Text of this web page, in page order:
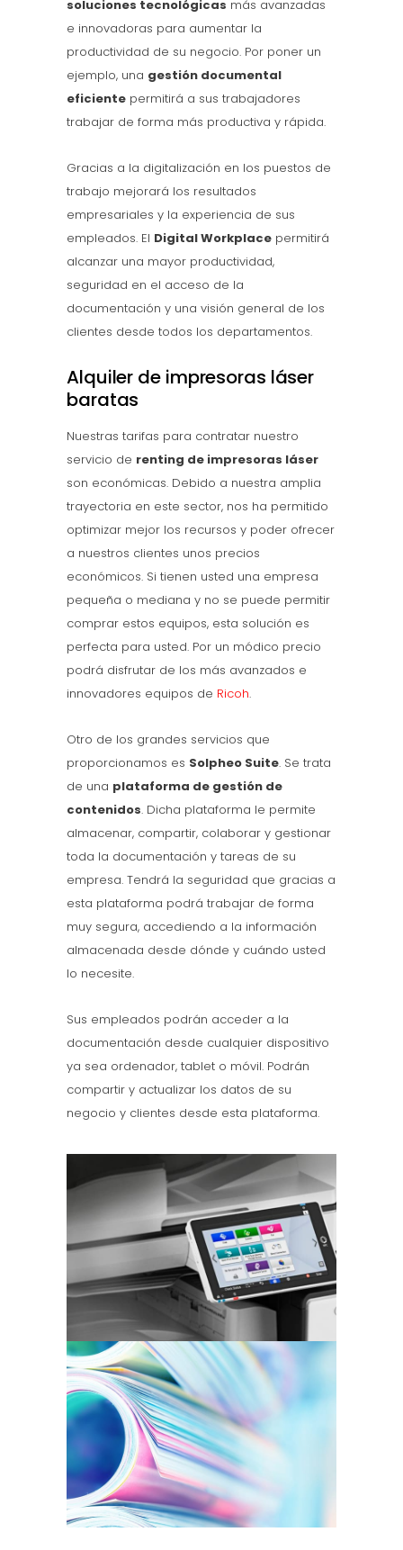
soluciones tecnológicas más avanzadas
e innovadoras para aumentar la
productividad de su negocio. Por poner un
ejemplo, una gestión documental
eficiente permitirá a sus trabajadores
trabajar de forma más productiva y rápida.
Gracias a la digitalización en los puestos de
trabajo mejorará los resultados
empresariales y la experiencia de sus
empleados. El Digital Workplace permitirá
alcanzar una mayor productividad,
seguridad en el acceso de la
documentación y una visión general de los
clientes desde todos los departamentos.
Alquiler de impresoras láser
baratas
Nuestras tarifas para contratar nuestro
servicio de renting de impresoras láser
son económicas. Debido a nuestra amplia
trayectoria en este sector, nos ha permitido
optimizar mejor los recursos y poder ofrecer
a nuestros clientes unos precios
económicos. Si tienen usted una empresa
pequeña o mediana y no se puede permitir
comprar estos equipos, esta solución es
perfecta para usted. Por un módico precio
podrá disfrutar de los más avanzados e
innovadores equipos de Ricoh.
Otro de los grandes servicios que
proporcionamos es Solpheo Suite. Se trata
de una plataforma de gestión de
contenidos. Dicha plataforma le permite
almacenar, compartir, colaborar y gestionar
toda la documentación y tareas de su
empresa. Tendrá la seguridad que gracias a
esta plataforma podrá trabajar de forma
muy segura, accediendo a la información
almacenada desde dónde y cuándo usted
lo necesite.
Sus empleados podrán acceder a la
documentación desde cualquier dispositivo
ya sea ordenador, tablet o móvil. Podrán
compartir y actualizar los datos de su
negocio y clientes desde esta plataforma.